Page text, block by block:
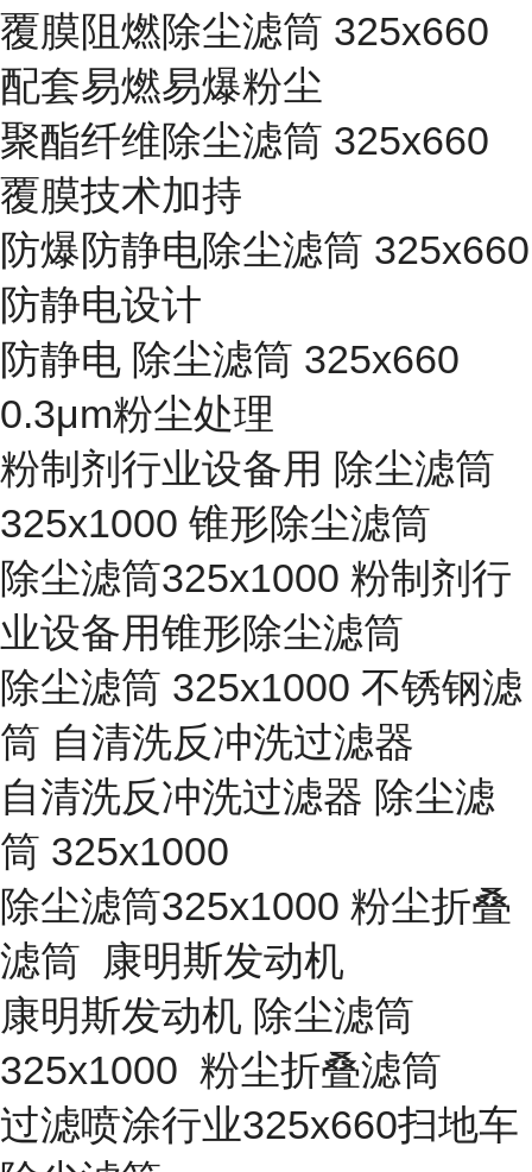
覆膜阻燃除尘滤筒 325x660
配套易燃易爆粉尘
聚酯纤维除尘滤筒 325x660
覆膜技术加持
防爆防静电除尘滤筒 325x660
防静电设计
防静电 除尘滤筒 325x660
0.3μm粉尘处理
粉制剂行业设备用 除尘滤筒
325x1000 锥形除尘滤筒
除尘滤筒325x1000 粉制剂行
业设备用锥形除尘滤筒
除尘滤筒 325x1000 不锈钢滤
筒 自清洗反冲洗过滤器
自清洗反冲洗过滤器 除尘滤
筒 325x1000
除尘滤筒325x1000 粉尘折叠
滤筒 康明斯发动机
康明斯发动机 除尘滤筒
325x1000 粉尘折叠滤筒
过滤喷涂行业325x660扫地车